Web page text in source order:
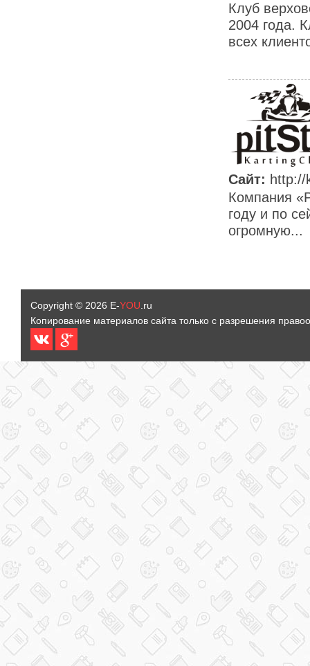
Клуб
2004 года.
всех
Сайт: http://
Компания
году и по
огромную...
Copyright © 2026 E-YOU .ru
Копирование материалов сайта только с разрешения